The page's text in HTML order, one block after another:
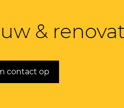
&
contact op